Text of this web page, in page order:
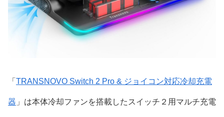
「 TRANSNOVO Switch 2 Pro & ジョイコン対応冷却充電
器 」は本体冷却ファンを搭載したスイッチ２用マルチ充電